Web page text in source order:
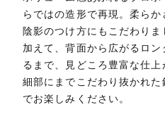
らではの造形で再現。柔ら
陰影のつけ方にもこだわりま
加えて、背面から広がるロ
るまで、見どころ豊富な仕上
細部にまでこだわり抜かれ
でお楽しみください。